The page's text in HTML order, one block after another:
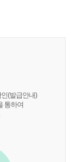
(발급안내)
통하여